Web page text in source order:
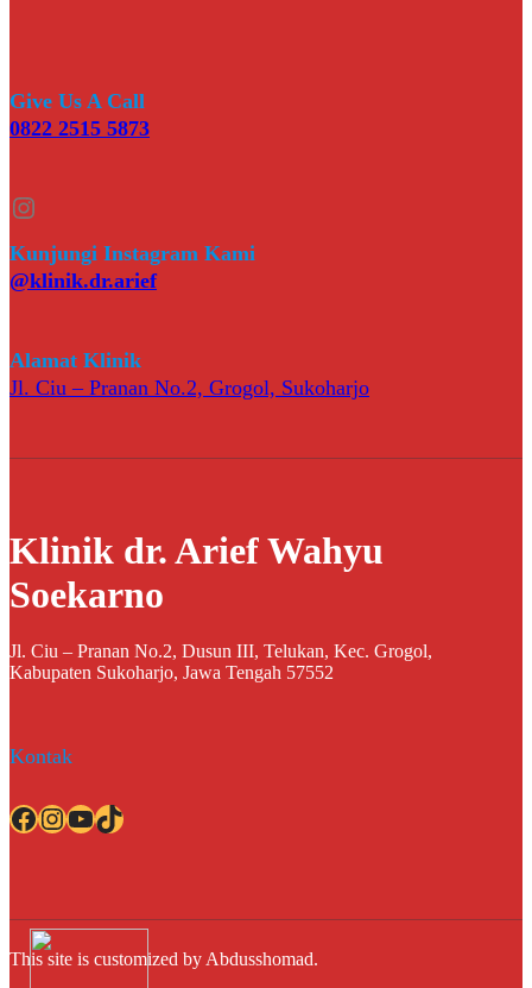
Give Us A Call
0822 2515 5873
Instagram
Kunjungi Instagram Kami
@klinik.dr.arief
Alamat Klinik
Jl. Ciu – Pranan No.2, Grogol, Sukoharjo
Klinik dr. Arief Wahyu
Soekarno
Jl. Ciu – Pranan No.2, Dusun III, Telukan, Kec. Grogol,
Kabupaten Sukoharjo, Jawa Tengah 57552
Kontak
Facebook InstagramYouTube TikTok
This site is customized by Abdusshomad.